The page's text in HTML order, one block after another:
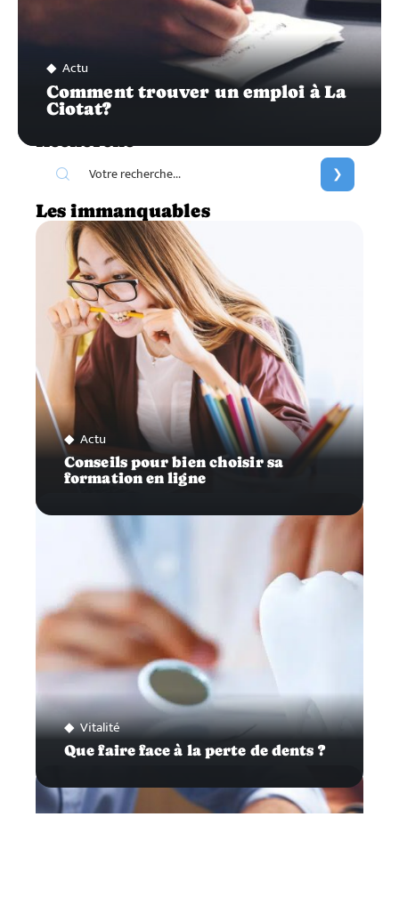
Actu
Comment trouver un emploi à La
Ciotat?
Les immanquables
Actu
Conseils pour bien choisir sa
formation en ligne
Vitalité
Que faire face à la perte de dents ?